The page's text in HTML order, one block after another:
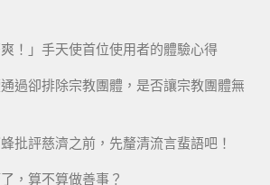
爽！」手天使首位使用者的體驗心得
通過卻排除宗教團體，是否讓宗教團體無
批評慈濟之前，先釐清流言蜚語吧！
，算不算做善事？